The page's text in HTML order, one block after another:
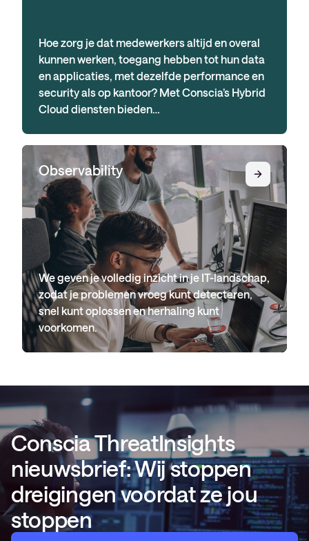
Hoe zorg je dat medewerkers altijd en overal
kunnen werken, toegang hebben tot hun data
en applicaties, met dezelfde performance en
security als op kantoor? Met Conscia’s Hybrid
Cloud diensten bieden…
Observability
We geven je volledig inzicht in je IT-landschap,
zodat je problemen vroeg kunt detecteren,
snel kunt oplossen en herhaling kunt
voorkomen.
Conscia ThreatInsights
nieuwsbrief: Wij stoppen
dreigingen voordat ze jou
stoppen